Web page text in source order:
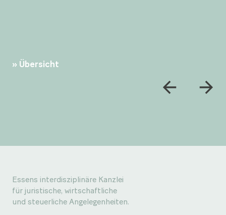
Übersicht
Essens interdisziplinäre Kanzlei
für juristische, wirtschaftliche
und steuerliche Angelegenheiten.